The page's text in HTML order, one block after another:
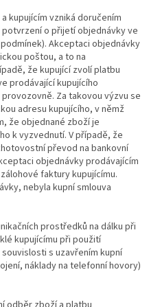
kupujícím vzniká doručením
o přijetí objednávky ve
Akceptaci objednávky
poštou, a to na
že kupující zvolí platbu
prodávající kupujícího
Za takovou výzvu se
adresu kupujícího, v němž
že objednané zboží je
k vyzvednutí. V případě, že
převod na bankovní
objednávky prodávajícím
faktury kupujícímu.
nebyla kupní smlouva
prostředků na dálku při
kupujícímu při použití
s uzavřením kupní
náklady na telefonní hovory)